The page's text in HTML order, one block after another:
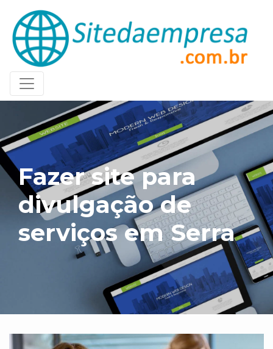
Fazer site para
divulgação de
serviços em Serra